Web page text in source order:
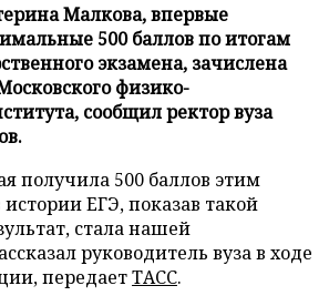
Малкова, впервые
500 баллов по итогам
экзамена, зачислена
физико-
сообщил ректор вуза
получила 500 баллов этим
ЕГЭ, показав такой
стала нашей
руководитель вуза в ходе
передаетТАСС.